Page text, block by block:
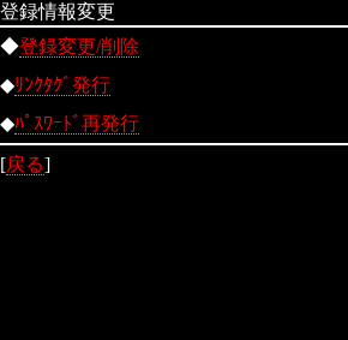
登録情報変更
◆登録変更/削除
◆ﾘﾝｸﾀｸﾞ発行
◆ﾊﾟｽﾜｰﾄﾞ再発行
[戻る]